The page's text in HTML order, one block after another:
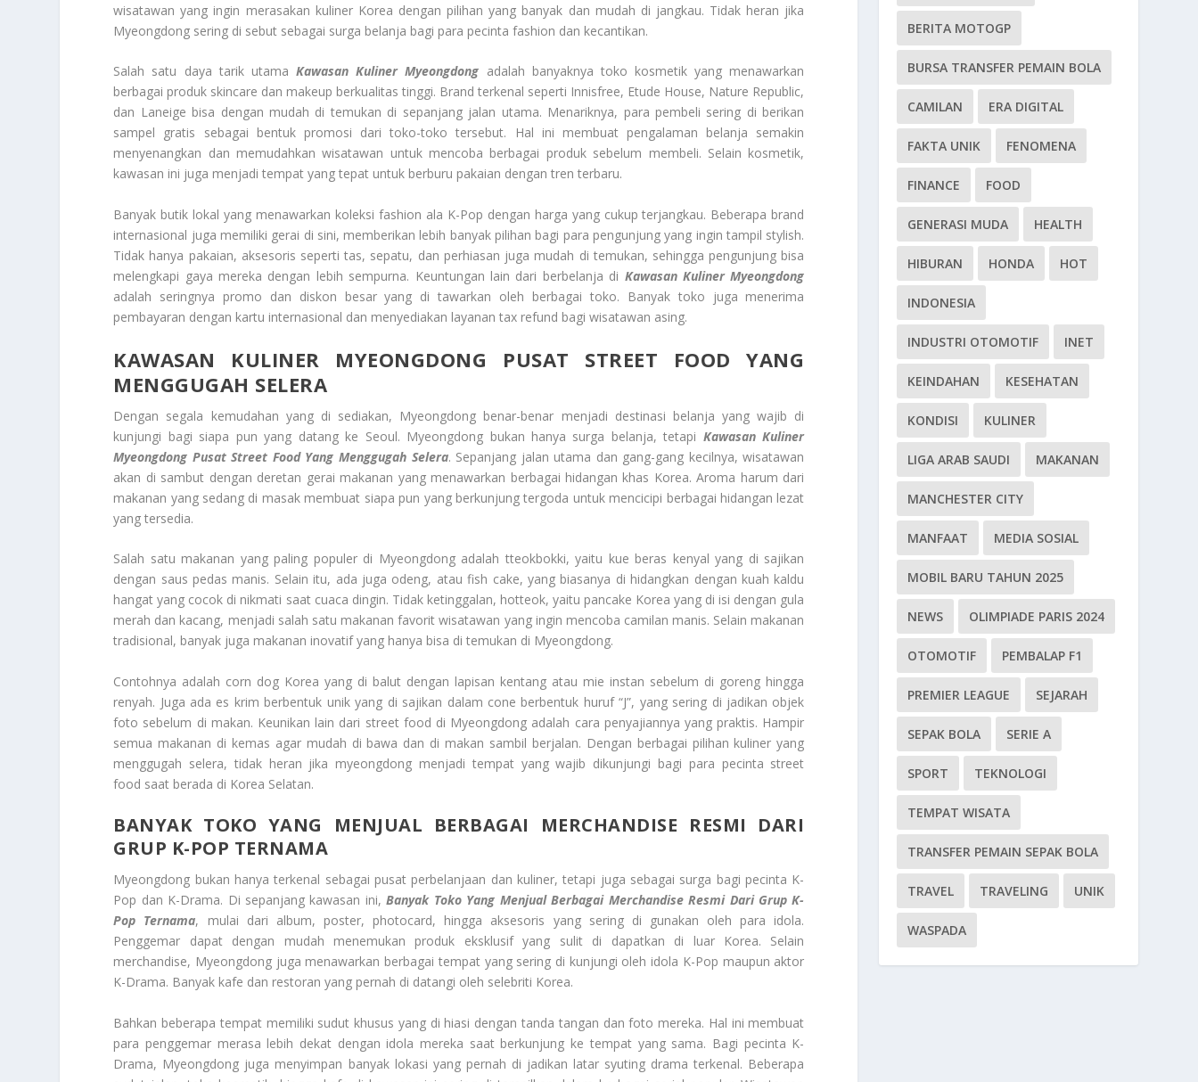
wisatawan yang ingin merasakan kuliner Korea dengan pilihan yang banyak dan mudah di jangkau. Tidak heran jika
Myeongdong sering di sebut sebagai surga belanja bagi para pecinta fashion dan kecantikan.
Salah satu daya tarik utamaKawasan Kuliner Myeongdong adalah banyaknya toko kosmetik yang menawarkan
berbagai produk skincare dan makeup berkualitas tinggi. Brand terkenal seperti Innisfree, Etude House, Nature Republic,
dan Laneige bisa dengan mudah di temukan di sepanjang jalan utama. Menariknya, para pembeli sering di berikan
sampel gratis sebagai bentuk promosi dari toko-toko tersebut. Hal ini membuat pengalaman belanja semakin
menyenangkan dan memudahkan wisatawan untuk mencoba berbagai produk sebelum membeli. Selain kosmetik,
kawasan ini juga menjadi tempat yang tepat untuk berburu pakaian dengan tren terbaru.
Banyak butik lokal yang menawarkan koleksi fashion ala K-Pop dengan harga yang cukup terjangkau. Beberapa brand
internasional juga memiliki gerai di sini, memberikan lebih banyak pilihan bagi para pengunjung yang ingin tampil stylish.
Tidak hanya pakaian, aksesoris seperti tas, sepatu, dan perhiasan juga mudah di temukan, sehingga pengunjung bisa
melengkapi gaya mereka dengan lebih sempurna. Keuntungan lain dari berbelanja di Kawasan Kuliner Myeongdong
adalah seringnya promo dan diskon besar yang di tawarkan oleh berbagai toko. Banyak toko juga menerima
pembayaran dengan kartu internasional dan menyediakan layanan tax refund bagi wisatawan asing.
KAWASAN KULINER MYEONGDONG
PUSAT STREET FOOD YANG
MENGGUGAH SELERA
Dengan segala kemudahan yang di sediakan, Myeongdong benar-benar menjadi destinasi belanja yang wajib di
kunjungi bagi siapa pun yang datang ke Seoul. Myeongdong bukan hanya surga belanja, tetapi Kawasan Kuliner
Myeongdong Pusat Street Food Yang Menggugah Selera. Sepanjang jalan utama dan gang-gang kecilnya, wisatawan
akan di sambut dengan deretan gerai makanan yang menawarkan berbagai hidangan khas Korea. Aroma harum dari
makanan yang sedang di masak membuat siapa pun yang berkunjung tergoda untuk mencicipi berbagai hidangan lezat
yang tersedia.
Salah satu makanan yang paling populer di Myeongdong adalah tteokbokki, yaitu kue beras kenyal yang di sajikan
dengan saus pedas manis. Selain itu, ada juga odeng, atau fish cake, yang biasanya di hidangkan dengan kuah kaldu
hangat yang cocok di nikmati saat cuaca dingin. Tidak ketinggalan, hotteok, yaitu pancake Korea yang di isi dengan gula
merah dan kacang, menjadi salah satu makanan favorit wisatawan yang ingin mencoba camilan manis. Selain makanan
tradisional, banyak juga makanan inovatif yang hanya bisa di temukan di Myeongdong.
Contohnya adalah corn dog Korea yang di balut dengan lapisan kentang atau mie instan sebelum di goreng hingga
renyah. Juga ada es krim berbentuk unik yang di sajikan dalam cone berbentuk huruf “J”, yang sering di jadikan objek
foto sebelum di makan. Keunikan lain dari street food di Myeongdong adalah cara penyajiannya yang praktis. Hampir
semua makanan di kemas agar mudah di bawa dan di makan sambil berjalan. Dengan berbagai pilihan kuliner yang
menggugah selera, tidak heran jika myeongdong menjadi tempat yang wajib dikunjungi bagi para pecinta street
food saat berada di Korea Selatan.
BANYAK TOKO YANG MENJUAL BERBAGAI MERCHANDISE RESMI DARI
GRUP K-POP TERNAMA
Myeongdong bukan hanya terkenal sebagai pusat perbelanjaan dan kuliner, tetapi juga sebagai surga bagi pecinta K-
Pop dan K-Drama. Di sepanjang kawasan ini,Banyak Toko Yang Menjual Berbagai Merchandise Resmi Dari Grup K-
Pop Ternama, mulai dari album, poster, photocard, hingga aksesoris yang sering di gunakan oleh para idola.
Penggemar dapat dengan mudah menemukan produk eksklusif yang sulit di dapatkan di luar Korea. Selain
merchandise, Myeongdong juga menawarkan berbagai tempat yang sering di kunjungi oleh idola K-Pop maupun aktor
K-Drama. Banyak kafe dan restoran yang pernah di datangi oleh selebriti Korea.
Bahkan beberapa tempat memiliki sudut khusus yang di hiasi dengan tanda tangan dan foto mereka. Hal ini membuat
para penggemar merasa lebih dekat dengan idola mereka saat berkunjung ke tempat yang sama. Bagi pecinta K-
Drama, Myeongdong juga menyimpan banyak lokasi yang pernah di jadikan latar syuting drama terkenal. Beberapa
BERITA MOTOGP
BURSA TRANSFER PEMAIN BOLA
CAMILAN ERA DIGITAL
FAKTA UNIK FENOMENA
FINANCE FOOD
GENERASI MUDA HEALTH
HIBURAN HONDA HOT
INDONESIA
INDUSTRI OTOMOTIF INET
KEINDAHAN KESEHATAN
KONDISI KULINER
LIGA ARAB SAUDI MAKANAN
MANCHESTER CITY
MANFAAT MEDIA SOSIAL
MOBIL BARU TAHUN 2025
NEWS OLIMPIADE PARIS 2024
OTOMOTIF PEMBALAP F1
PREMIER LEAGUE SEJARAH
SEPAK BOLA SERIE A
SPORT TEKNOLOGI
TEMPAT WISATA
TRANSFER PEMAIN SEPAK BOLA
TRAVEL TRAVELING UNIK
WASPADA